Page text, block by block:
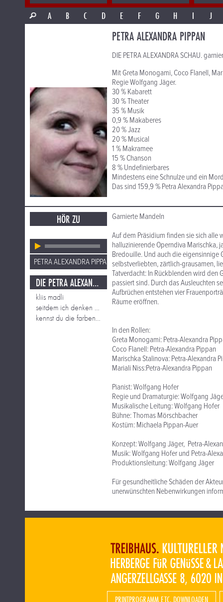
A
B C D E F G H I J
PETRA ALEXANDRA PIPPAN
DIE PETRA ALEXANDRA SCHAU.
Mit Greta Monogami, Coco Flanell,
Regie Wolfgang Jäger.
30 % Kabarett
30 % Theater
35 % Musik
0,9 % Makaberes
20 % Jazz
20 % Musical
1 % Makramee
15 % Chanson
8 % Undefinierbares
Mindestens eine Schnulze und ein
Das sind 159,9 % Petra Alexandra
HÖR ZU
PETRA ALEXANDRA PIPPAN
DIE PETRA ALEXANDRA PIPPAN SCHAU
kliis madli
seitdem ich denken kann
kennst du die farben deines herzens
Garnierte Mandeln
Auf dem Präsidium finden sie sich
halluzinierende Operndiva Marischka,
Bredouille. Und auch die eigensinnige
selbstverliebten, zärtlich-grausamen,
Tatverdacht: In Rückblenden wird den
passiert sind. Durch das Ausleuchten
Aufbrüchen entstehen vier
Räume eröffnen.
In den Rollen:
Greta Monogami: Petra-Alexandra
Coco Flanell: Petra-Alexandra Pippan
Marischka Stalinova: Petra-Alexandra
Mariali Niss:Petra-Alexandra Pippan
Pianist: Wolfgang Hofer
Regie und Dramaturgie: Wolfgang
Musikalische Leitung: Wolfgang Hofer
Bühne: Thomas Mörschbacher
Kostüm: Michaela Pippan-Auer
Konzept: Wolfgang Jäger, Petra-
Musik: Wolfgang Hofer und Petra-
Produktionsleitung: Wolfgang Jäger
Für gesundheitliche Schäden der
unerwünschten Nebenwirkungen
PRINTPROGRAMM ETC. DOWNLOADEN